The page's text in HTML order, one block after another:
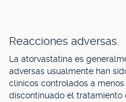
Reacciones adversas.
La atorvastatina es
adversas usualmente han
clínicos controlados a
discontinuado el tratamiento